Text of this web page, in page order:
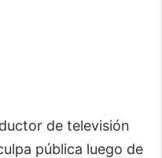
de televisión
pública luego de